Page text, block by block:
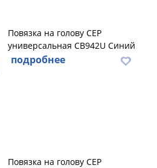
Повязка на голову CEP
универсальная CB942U Синий
подробнее
Повязка на голову CEP